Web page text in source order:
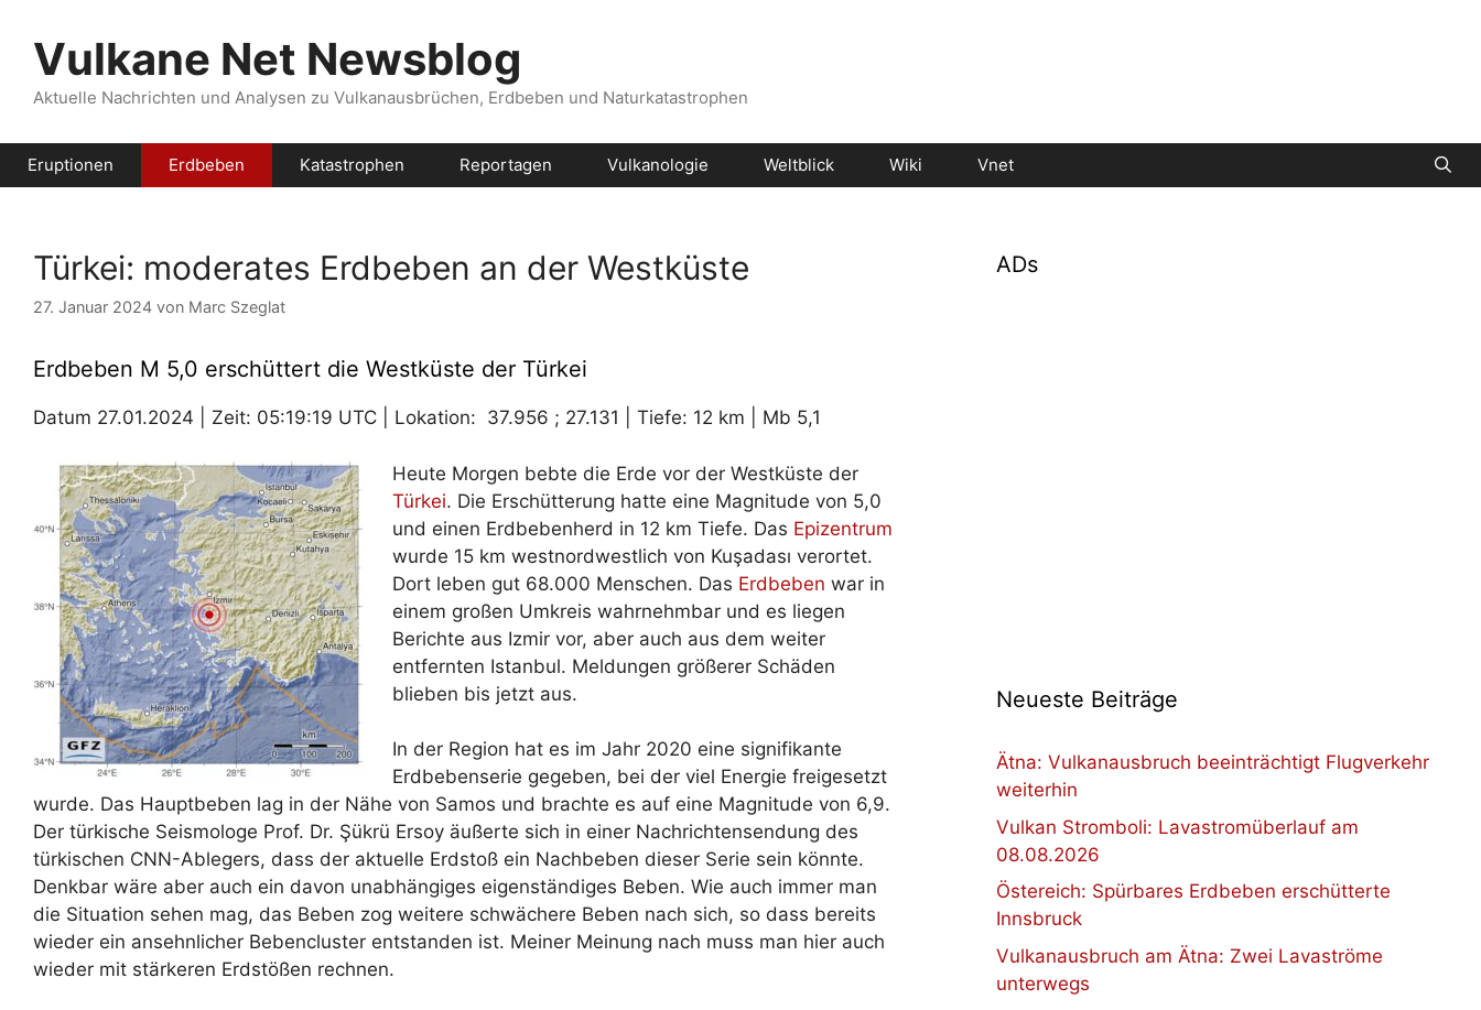
Inhalt
springenVulkane Net Newsblog
Aktuelle Nachrichten und Analysen zu Vulkanausbrüchen, Erdbeben und Naturkatastrophen
Eruptionen Erdbeben Katastrophen Reportagen Vulkanologie Weltblick Wiki Vnet
Türkei: moderates Erdbeben an der Westküste
27. Januar 2024 von Marc Szeglat
Erdbeben M 5,0 erschüttert die Westküste der Türkei
Datum 27.01.2024 | Zeit: 05:19:19 UTC | Lokation: 37.956 ; 27.131 | Tiefe: 12 km | Mb 5,1
Heute Morgen bebte die Erde vor der Westküste der
Türkei. Die Erschütterung hatte eine Magnitude von 5,0
und einen Erdbebenherd in 12 km Tiefe. Das Epizentrum
wurde 15 km westnordwestlich von Kuşadası verortet.
Dort leben gut 68.000 Menschen. Das Erdbeben war in
einem großen Umkreis wahrnehmbar und es liegen
Berichte aus Izmir vor, aber auch aus dem weiter
entfernten Istanbul. Meldungen größerer Schäden
blieben bis jetzt aus.
In der Region hat es im Jahr 2020 eine signifikante
Erdbebenserie gegeben, bei der viel Energie freigesetzt
wurde. Das Hauptbeben lag in der Nähe von Samos und brachte es auf eine Magnitude von 6,9.
Der türkische Seismologe Prof. Dr. Şükrü Ersoy äußerte sich in einer Nachrichtensendung des
türkischen CNN-Ablegers, dass der aktuelle Erdstoß ein Nachbeben dieser Serie sein könnte.
Denkbar wäre aber auch ein davon unabhängiges eigenständiges Beben. Wie auch immer man
die Situation sehen mag, das Beben zog weitere schwächere Beben nach sich, so dass bereits
wieder ein ansehnlicher Bebencluster entstanden ist. Meiner Meinung nach muss man hier auch
wieder mit stärkeren Erdstößen rechnen.
ADs
Neueste Beiträge
Ätna: Vulkanausbruch beeinträchtigt Flugverkehr
weiterhin
Vulkan Stromboli: Lavastromüberlauf am
08.08.2026
Östereich: Spürbares Erdbeben erschütterte
Innsbruck
Vulkanausbruch am Ätna: Zwei Lavaströme
unterwegs